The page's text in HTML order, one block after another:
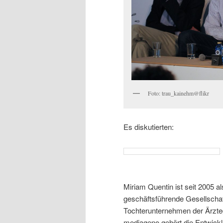
Foto: trau_kainehm@flikr
Es diskutierten:
Miriam Quentin ist seit 2005
geschäftsführende
Tochterunternehmen der